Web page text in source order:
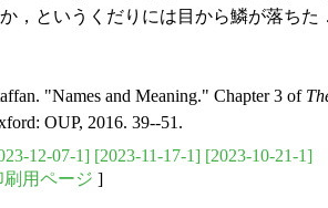
，というくだりには目から鱗が落ち
"Names and Meaning." Chapter 3 of
OUP, 2016. 39--51.
12-07-1] [2023-11-17-1] [2023-10-21-1]
刷用ページ ]